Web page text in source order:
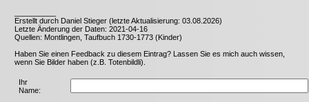
Erstellt durch Daniel Stieger (letzte Aktualisierung: 03.08.2026)
Letzte Änderung der Daten: 2021-04-16
Quellen: Montlingen, Taufbuch 1730-1773 (Kinder)
Haben Sie einen Feedback zu diesem Eintrag? Lassen Sie es mich auch wissen,
wenn Sie Bilder haben (z.B. Totenbildli).
Ihr
Name: